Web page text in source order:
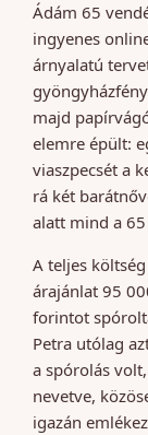
Ádám 65
ingyenes
árnyalatú
majd
elemre épült:
viaszpecsét a
rá két
alatt mind a
A teljes
árajánlat 95
forintot
Petra utólag
a spórolás
nevetve,
igazán